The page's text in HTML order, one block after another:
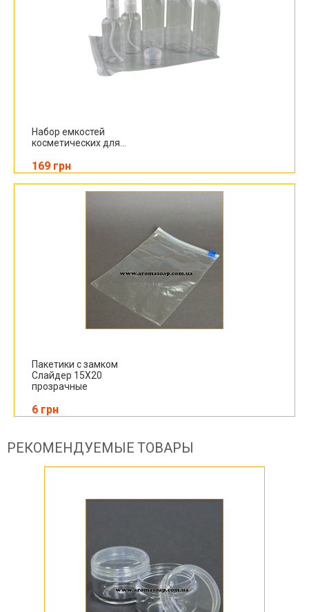
Набор емкостей
косметических для...
169 грн
Пакетики с замком
Слайдер 15X20
прозрачные
6 грн
РЕКОМЕНДУЕМЫЕ ТОВАРЫ